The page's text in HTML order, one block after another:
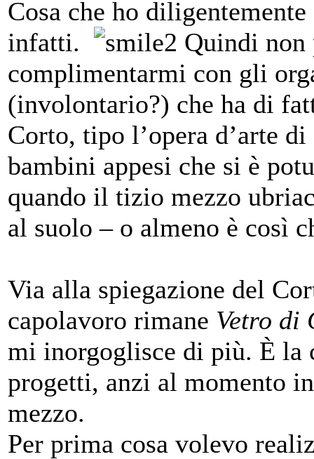
Cosa che ho
infatti.
Quindi non
complimentarmi con gli
(involontario?) che ha di
Corto, tipo l’opera d’arte
bambini appesi che si è
quando il tizio mezzo
al suolo – o almeno è così
Via alla spiegazione del
capolavoro rimane Vetro di
mi inorgoglisce di più. È la
progetti, anzi al momento
mezzo.
Per prima cosa volevo